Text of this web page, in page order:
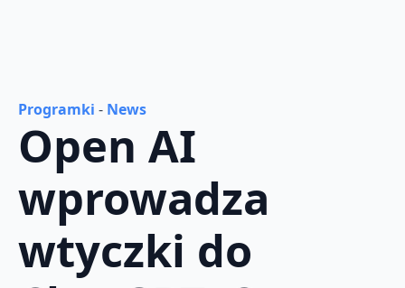
Programki - News
Open AI
wprowadza
wtyczki do